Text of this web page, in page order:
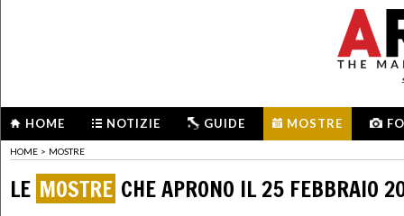
HOME NOTIZIE GUIDE MOSTRE
HOME > MOSTRE
LE MOSTRE CHE APRONO IL 25 FEBBRAIO